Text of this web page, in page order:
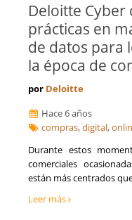
Deloitte
prácticas en
de datos para
la época de
por Deloitte
Hace 6 años
compras,digital,
Durante estos
comerciales
están más centrados
Leer más